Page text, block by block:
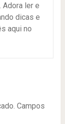
Adora ler e
dicas e
aqui no
Campos